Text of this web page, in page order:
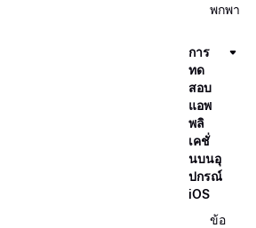
พกพา
การ
ทด
สอบ
แอพ
พลิ
เคชั่
นบนอุ
ปกรณ์
iOS
ข้อ